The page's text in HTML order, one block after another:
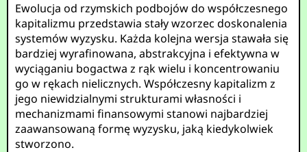
Ewolucja od rzymskich podbojów do współczesnego
kapitalizmu przedstawia stały wzorzec doskonalenia
systemów wyzysku. Każda kolejna wersja stawała się
bardziej wyrafinowana, abstrakcyjna i efektywna w
wyciąganiu bogactwa z rąk wielu i koncentrowaniu
go w rękach nielicznych. Współczesny kapitalizm z
jego niewidzialnymi strukturami własności i
mechanizmami finansowymi stanowi najbardziej
zaawansowaną formę wyzysku, jaką kiedykolwiek
stworzono.